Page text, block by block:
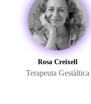
Rosa Creixell
Terapeuta Gestàltica